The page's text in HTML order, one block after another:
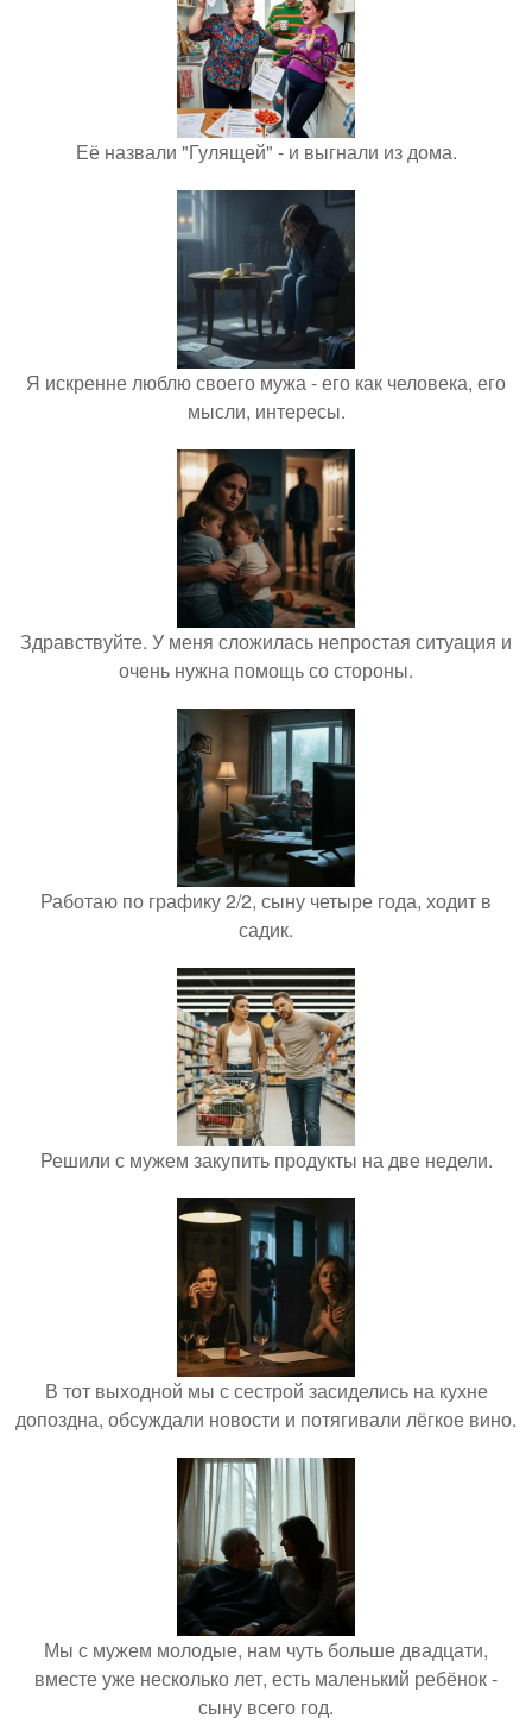
Её назвали "Гулящей" - и выгнали из дома.
Я искренне люблю своего мужа - его как человека, его
мысли, интересы.
Здравствуйте. У меня сложилась непростая ситуация и
очень нужна помощь со стороны.
Работаю по графику 2/2, сыну четыре года, ходит в
садик.
Решили с мужем закупить продукты на две недели.
В тот выходной мы с сестрой засиделись на кухне
допоздна, обсуждали новости и потягивали лёгкое вино.
Мы с мужем молодые, нам чуть больше двадцати,
вместе уже несколько лет, есть маленький ребёнок -
сыну всего год.